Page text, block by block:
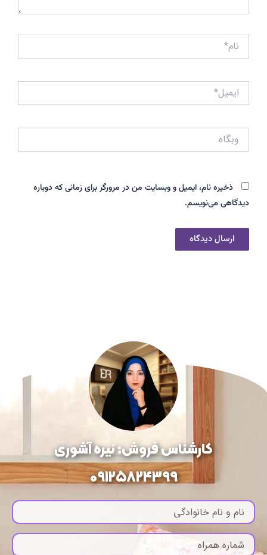
نام*
ایمیل*
ذخیره نام، ایمیل و وبسایت من در مرورگر برای زمانی که دوباره
دیدگاهی می‌نویسم.
کارشناس فروش: نیره آشوری
09125824399